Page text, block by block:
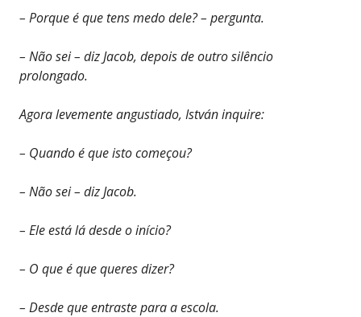
– Porque é que tens medo dele? – pergunta.
– Não sei – diz Jacob, depois de outro silêncio
prolongado.
Agora levemente angustiado, István inquire:
– Quando é que isto começou?
– Não sei – diz Jacob.
– Ele está lá desde o início?
– O que é que queres dizer?
– Desde que entraste para a escola.